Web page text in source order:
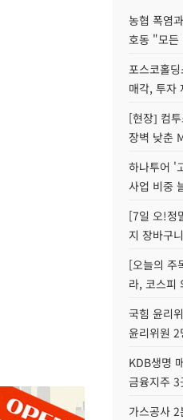
농협 폭염
호동 "모든
포스코홀
매각, 투자
[현장] 컴
장벽 낮춘
하나투어 '
사업 비중
[7일 오!정
지 장바구
[오늘의 주
라, 코스피
국힘 윤리
윤리위원 2
KDB생명
금융지주 3
가스공사